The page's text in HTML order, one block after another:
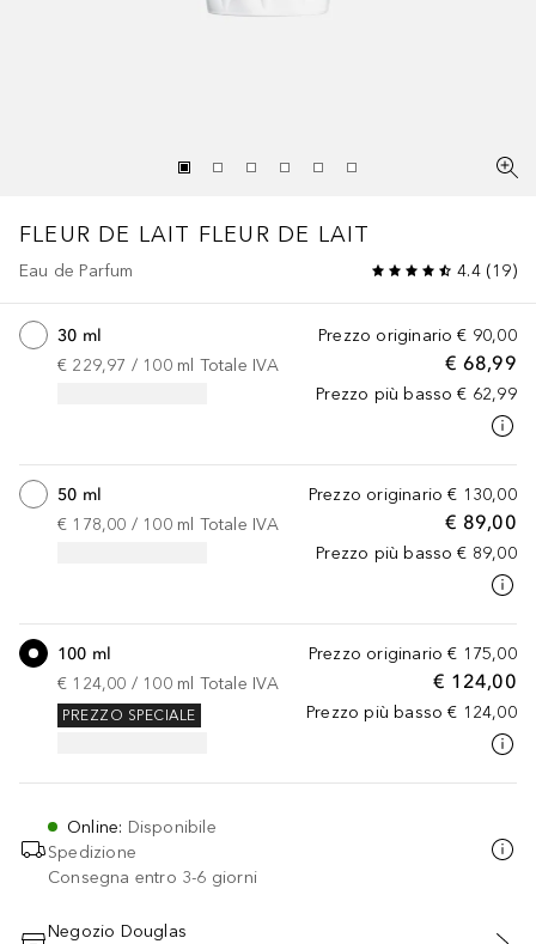
FLEUR DE LAIT FLEUR DE LAIT
Eau de Parfum 4.4(19)
Prezzo originario € 90,00
€ 68,99
Prezzo più basso € 62,99
30 ml
€ 229,97 / 100 ml Totale IVA
Prezzo originario € 130,00
€ 89,00
Prezzo più basso € 89,00
50 ml
€ 178,00 / 100 ml Totale IVA
Prezzo originario € 175,00
€ 124,00
Prezzo più basso € 124,00
100 ml
€ 124,00 / 100 ml Totale IVA
PREZZO SPECIALE
Online: Disponibile
Spedizione
Consegna entro 3-6 giorni
Negozio Douglas